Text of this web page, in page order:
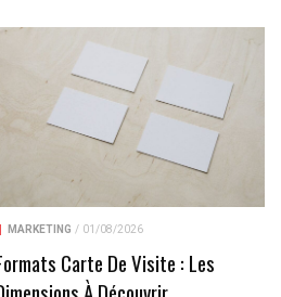
MARKETING / 01/08/2026
Carte De Visite : Les
| Tous droits réservés